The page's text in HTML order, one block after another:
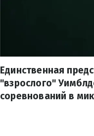
Единственная
"взрослого"
соревнований в